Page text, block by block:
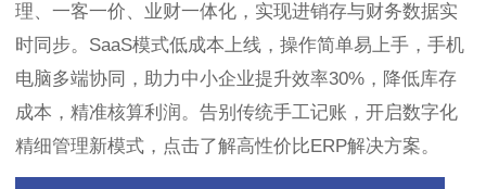
理、一客一价、业财一体化，实现进销存与财务数据实
时同步。SaaS模式低成本上线，操作简单易上手，手机
电脑多端协同，助力中小企业提升效率30%，降低库存
成本，精准核算利润。告别传统手工记账，开启数字化
精细管理新模式，点击了解高性价比ERP解决方案。